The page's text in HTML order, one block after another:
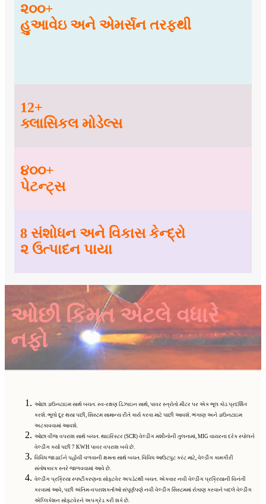
૨૦૦+
હુઆવેઇ અને એમર્સન તરફથી
12+
ક્લાસિકલ મોડેલ્સ
૪૦૦+
પેટન્ટ્સ
8 સંશોધન અને વિકાસ કેન્દ્રો
૨ ઉત્પાદન પાયા
ઓછી કિંમત એટલે વધારે
નફો
ઓછા ડાઉનટાઇમ સાથે બચત. સ્વ-રક્ષણ ડિઝાઇન સાથે, પાવર સ્ત્રોતો મીટર પર એક ભૂલ કોડ પ્રદર્શિત
કરશે. ભૂલો દૂર થયા પછી, સિસ્ટમ સામાન્ય રીતે કાર્ય કરવા માટે પાછી આવશે. ભંગાણ અને ડાઉનટાઇમ
અટકાવવામાં આવશે.
ઓછા વીજ વપરાશ સાથે બચત. થાઇરિસ્ટર (SCR) વેલ્ડીંગ મશીનોની તુલનામાં, MIG વાયરના દરેક સ્પોલને
વેલ્ડીંગ કર્યા પછી 7 KWH પાવર વપરાશ બચે છે.
વિવિધ જાડાઈને પહોંચી વળવાની ક્ષમતા સાથે બચત. વિવિધ આઉટપુટ કરંટ માટે, વેલ્ડીંગ કામગીરી
સંતોષકારક સ્તરે જાળવવામાં આવે છે.
વેલ્ડીંગ પ્રક્રિયા સ્પષ્ટીકરણના સોફ્ટવેર અપડેટથી બચત. એકવાર નવી વેલ્ડીંગ પ્રક્રિયાની વિનંતી
કરવામાં આવે, પછી અંતિમ-વપરાશકર્તાઓ સંપૂર્ણપણે નવી વેલ્ડીંગ સિસ્ટમમાં રોકાણ કરવાને બદલે વેલ્ડીંગ
એપ્લિકેશન સોફ્ટવેરને અપગ્રેડ કરી શકે છે.